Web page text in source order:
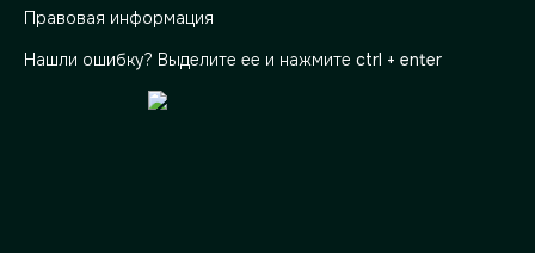
Правовая информация
Нашли ошибку? Выделите ее и нажмите ctrl + enter